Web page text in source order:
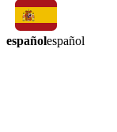
españolespañol